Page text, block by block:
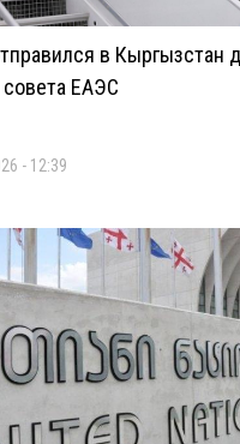
в Кыргызстан
ЕАЭС
- 12:39